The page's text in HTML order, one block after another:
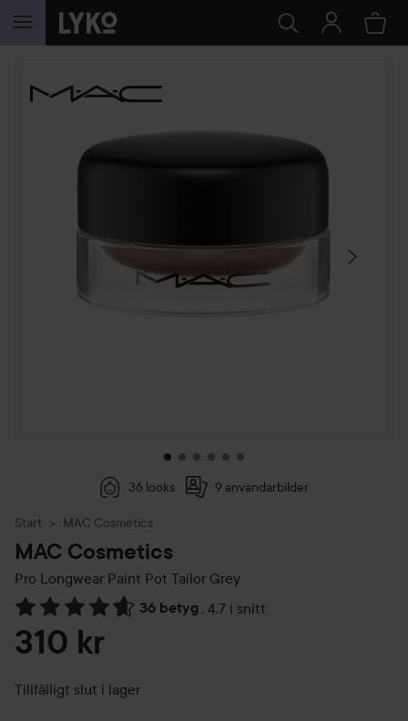
HOPPA TILL INNEHÅLLET
HOPPA ÖVER SEKTIONEN
36 looks 9 användarbilder
Start MAC Cosmetics
MAC Cosmetics
Pro Longwear Paint Pot Tailor Grey
36 betyg , 4.7 i snitt
Hoppa till Betyg & kommentarer
310 kr
Tillfälligt slut i lager